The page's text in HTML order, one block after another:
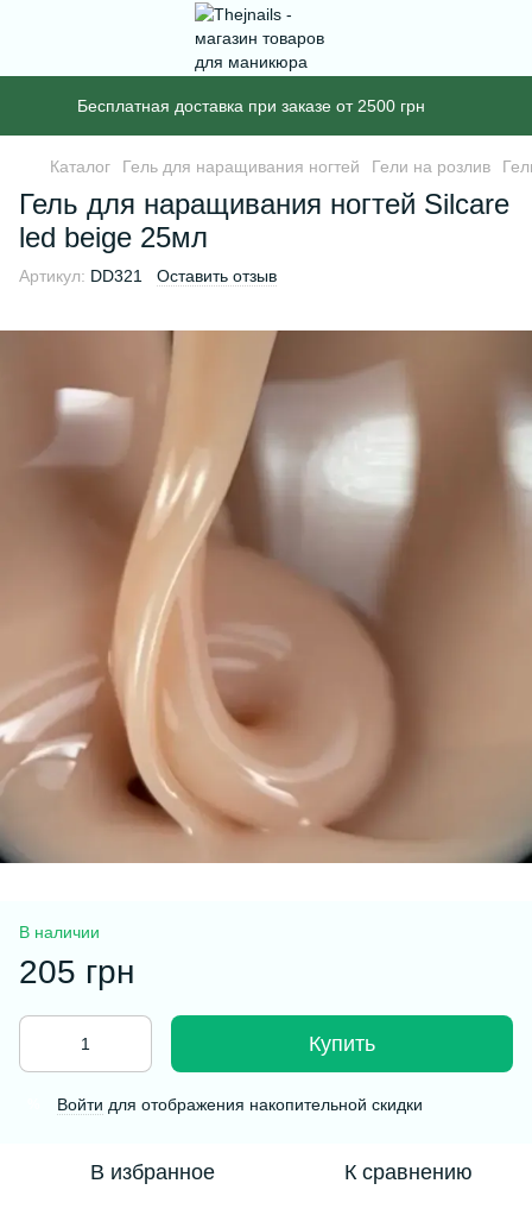
Бесплатная доставка при заказе от 2500 грн
Каталог Гель для наращивания ногтей Гели на розлив
Гель для наращивания ногтей Silcare
led beige 25мл
Артикул: DD321 Оставить отзыв
В наличии
205 грн
Купить
Войти для отображения накопительной скидки
В избранное К сравнению